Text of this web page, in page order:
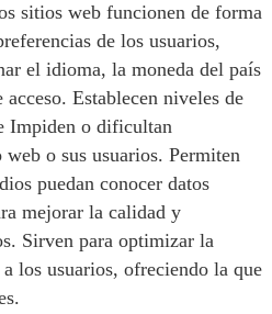
sitios web funcionen de forma
de los usuarios,
el idioma, la moneda del país
Establecen niveles de
Impiden o dificultan
o sus usuarios. Permiten
puedan conocer datos
mejorar la calidad y
Sirven para optimizar la
los usuarios, ofreciendo la que